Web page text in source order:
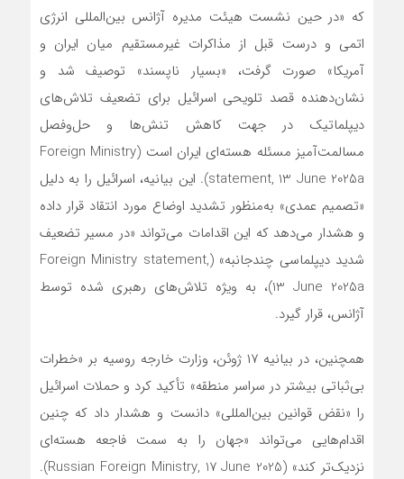
که «در حین نشست هیئت مدیره آژانس بین‌المللی انرژی
اتمی و درست قبل از مذاکرات غیرمستقیم میان ایران و
آمریکا» صورت گرفت، «بسیار ناپسند» توصیف شد و
نشان‌دهنده قصد تلویحی اسرائیل برای تضعیف تلاش‌های
دیپلماتیک در جهت کاهش تنش‌ها و حل‌وفصل
مسالمت‌آمیز مسئله هسته‌ای ایران است (Foreign Ministry
statement, 13 June 2025a). این بیانیه، اسرائیل را به دلیل
«تصمیم عمدی» به‌منظور تشدید اوضاع مورد انتقاد قرار داده
و هشدار می‌دهد که این اقدامات می‌تواند «در مسیر تضعیف
شدید دیپلماسی چندجانبه» (Foreign Ministry statement,
13 June 2025a)، به ویژه تلاش‌های رهبری شده توسط
آژانس، قرار گیرد.
همچنین، در بیانیه ۱۷ ژوئن، وزارت خارجه روسیه بر «خطرات
بی‌ثباتی بیشتر در سراسر منطقه» تأکید کرد و حملات اسرائیل
را «نقض قوانین بین‌المللی» دانست و هشدار داد که چنین
اقدام‌هایی می‌تواند «جهان را به سمت فاجعه هسته‌ای
نزدیک‌تر کند» (Russian Foreign Ministry, 17 June 2025).